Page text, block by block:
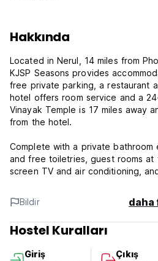
Hakkında
Located in Nerul, 14 miles from
KJSP Seasons provides
free private parking, a restaurant
hotel offers room service and a
Vinayak Temple is 17 miles away
from the hotel.
Complete with a private bathroom
and free toiletries, guest rooms
screen TV and air conditioning,
closet and an electric tea pot.
Dadar Train Station is 17 miles
The nearest airport is Chhatrapati
Bildir daha
Hostel Kuralları
Giriş
Çıkış